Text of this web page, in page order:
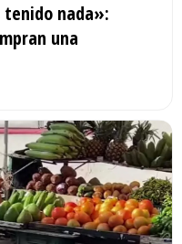
tenido nada»:
una